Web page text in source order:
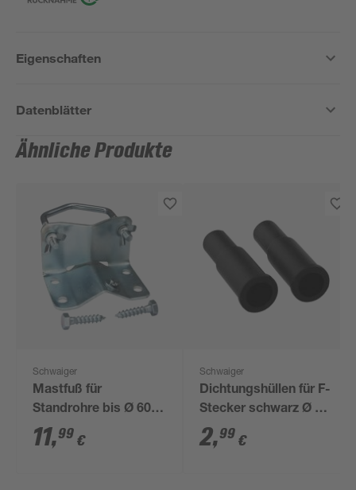
Eigenschaften
Datenblätter
Ähnliche Produkte
Schwaiger
Mastfuß für
Standrohre bis Ø 60
mm
11,99 €
Schwaiger
Dichtungshüllen für F-
Stecker schwarz Ø 10
mm 2 Stück
2,99 €